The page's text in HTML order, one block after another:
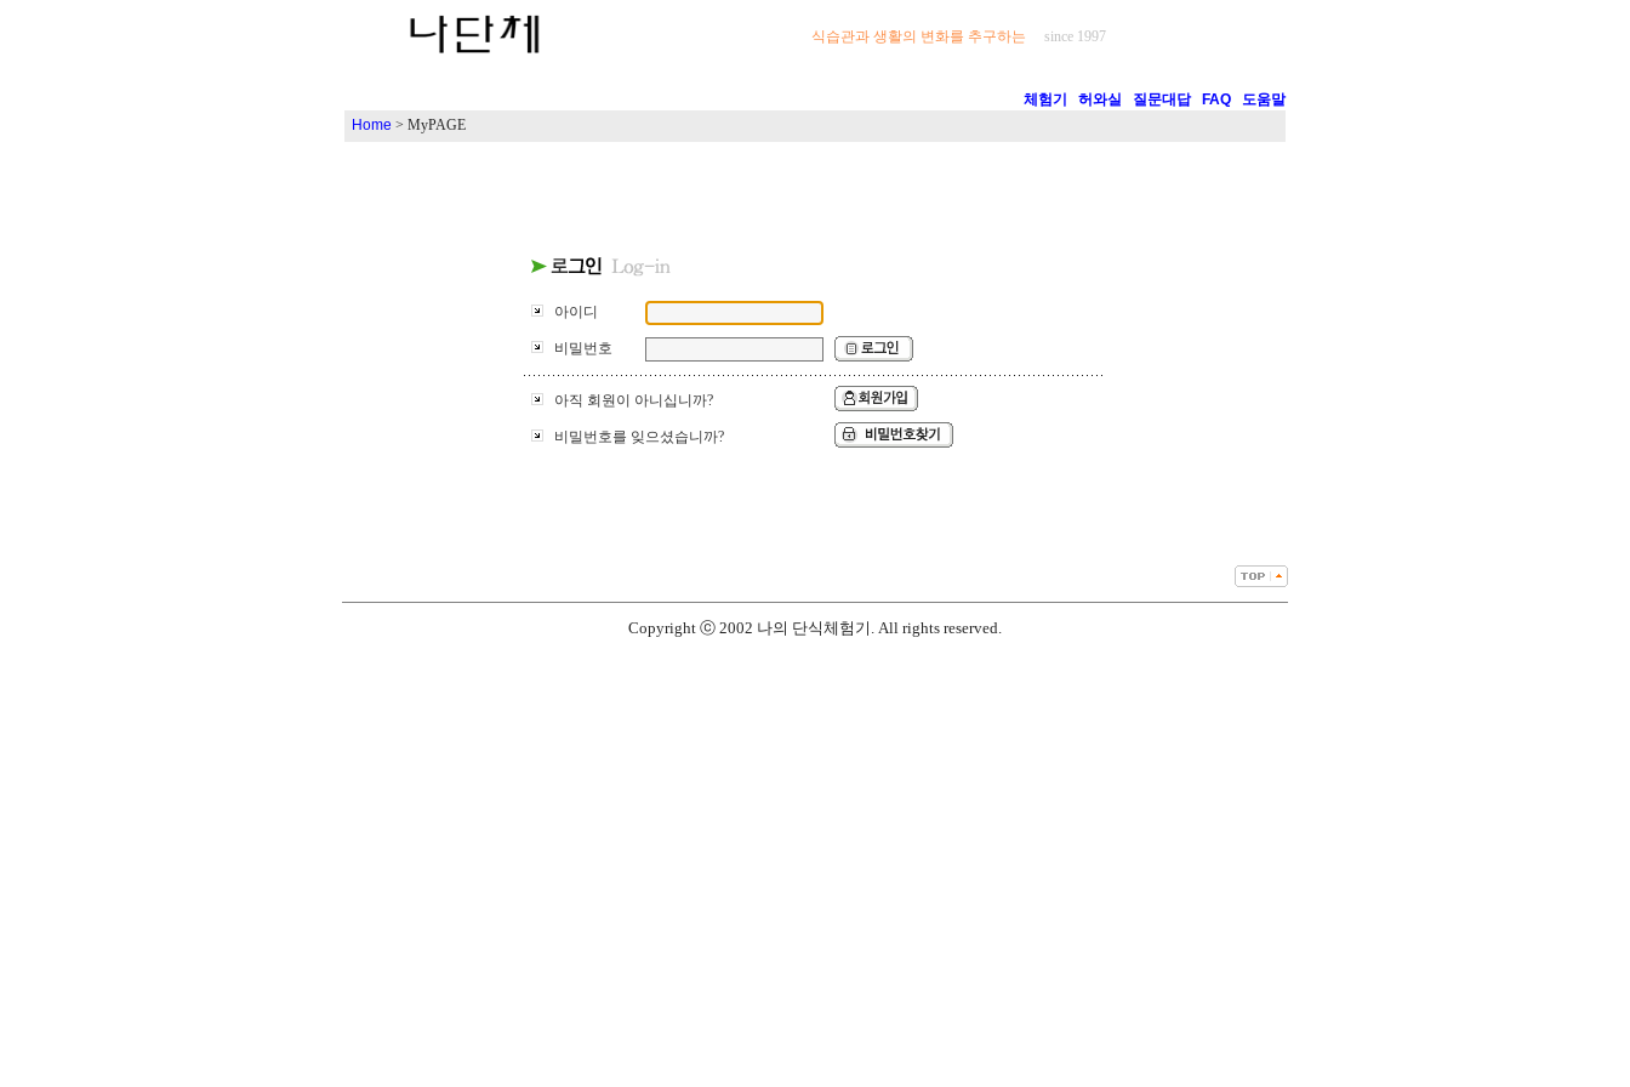
식습관과 생활의 변화를 추구하는 since 1997
체험기 허와실 질문대답 FAQ
도움말
Home > MyPAGE
아이디
비밀번호
아직 회원이 아니십니까?
비밀번호를 잊으셨습니까?
Copyright ⓒ 2002 나의 단식체험기. All rights reserved.